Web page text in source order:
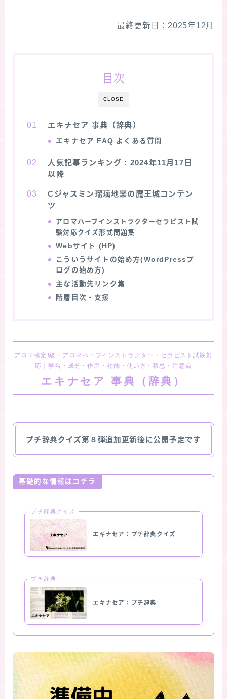
最終更新日：2025年12月
CLOSE
目次
エキナセア 事典（辞典）
エキナセア FAQ よくある質問
人気記事ランキング : 2024年11月17日
以降
Cジャスミン瑠璃地楽の魔王城コンテン
ツ
アロマハーブインストラクターセラピスト試
験対応クイズ形式問題集
Webサイト (HP)
こういうサイトの始め方(WordPressプ
ログの始め方)
主な活動先リンク集
階層目次・支援
アロマ検定1級・アロマハーブインストラクター・セラピスト試験対
応｜学名・成分・作用・効能・使い方・禁忌・注意点
エキナセア 事典（辞典）
プチ辞典クイズ第８弾追加更新後に公開予定です
基礎的な情報はコチラ
プチ辞典クイズ
エキナセア：プチ辞典クイズ
プチ辞典
エキナセア：プチ辞典